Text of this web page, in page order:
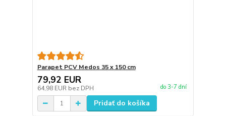
Parapet PCV Medos 35 x 150 cm
79,92 EUR
64,98 EUR bez DPH do 3-7 dní
Pridať do košíka